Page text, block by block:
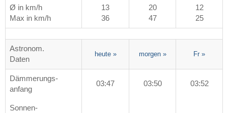
Ø in km/h
Max in km/h
13
36
20
47
12
25
Astronom.
Daten
heute » morgen » Fr »
Dämmerungs-
anfang
03:47 03:50 03:52
Sonnen-